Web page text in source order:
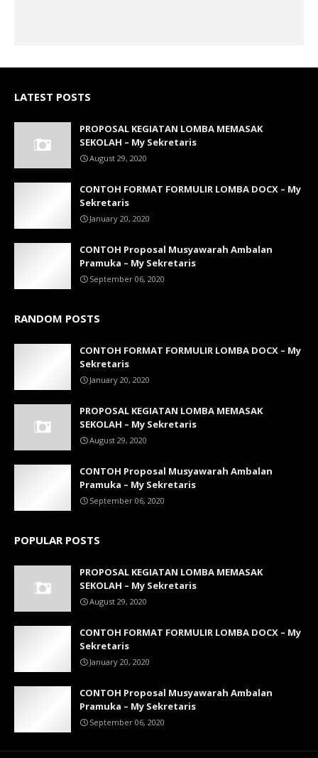
LATEST POSTS
PROPOSAL KEGIATAN LOMBA MEMASAK
SEKOLAH – My Sekretaris
August 29, 2020
CONTOH FORMAT FORMULIR LOMBA DOCX – My
Sekretaris
January 20, 2020
CONTOH Proposal Musyawarah Ambalan
Pramuka – My Sekretaris
September 06, 2020
RANDOM POSTS
CONTOH FORMAT FORMULIR LOMBA DOCX – My
Sekretaris
January 20, 2020
PROPOSAL KEGIATAN LOMBA MEMASAK
SEKOLAH – My Sekretaris
August 29, 2020
CONTOH Proposal Musyawarah Ambalan
Pramuka – My Sekretaris
September 06, 2020
POPULAR POSTS
PROPOSAL KEGIATAN LOMBA MEMASAK
SEKOLAH – My Sekretaris
August 29, 2020
CONTOH FORMAT FORMULIR LOMBA DOCX – My
Sekretaris
January 20, 2020
CONTOH Proposal Musyawarah Ambalan
Pramuka – My Sekretaris
September 06, 2020